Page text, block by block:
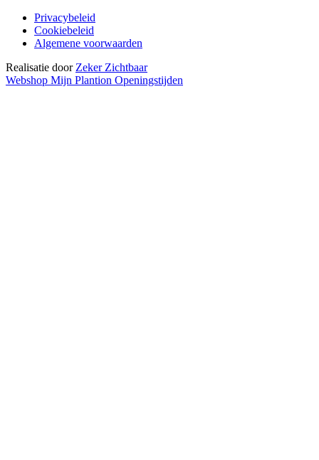
Privacybeleid
Cookiebeleid
Algemene voorwaarden
Realisatie door Zeker Zichtbaar
Webshop Mijn Plantion Openingstijden